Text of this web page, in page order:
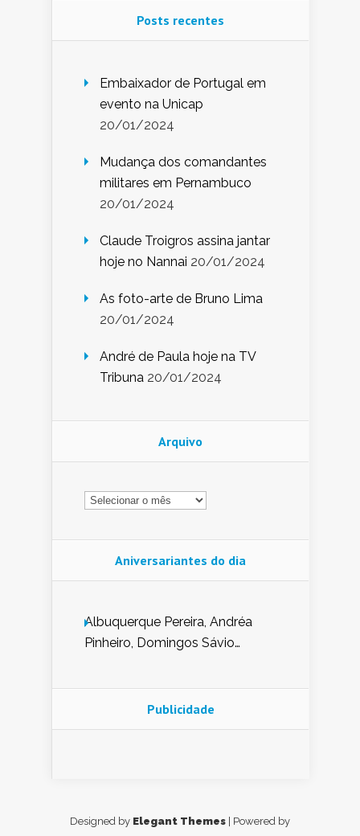
Posts recentes
Embaixador de Portugal em
evento na Unicap
20/01/2024
Mudança dos comandantes
militares em Pernambuco
20/01/2024
Claude Troigros assina jantar
hoje no Nannai 20/01/2024
As foto-arte de Bruno Lima
20/01/2024
André de Paula hoje na TV
Tribuna 20/01/2024
Arquivo
Arquivo
Aniversariantes do dia
Albuquerque Pereira, Andréa
Pinheiro, Domingos Sávio
Nunes de Sena, Fátima Peixoto,
Glória Pereira, Kátia Mesel,
Publicidade
Designed by Elegant Themes | Powered by